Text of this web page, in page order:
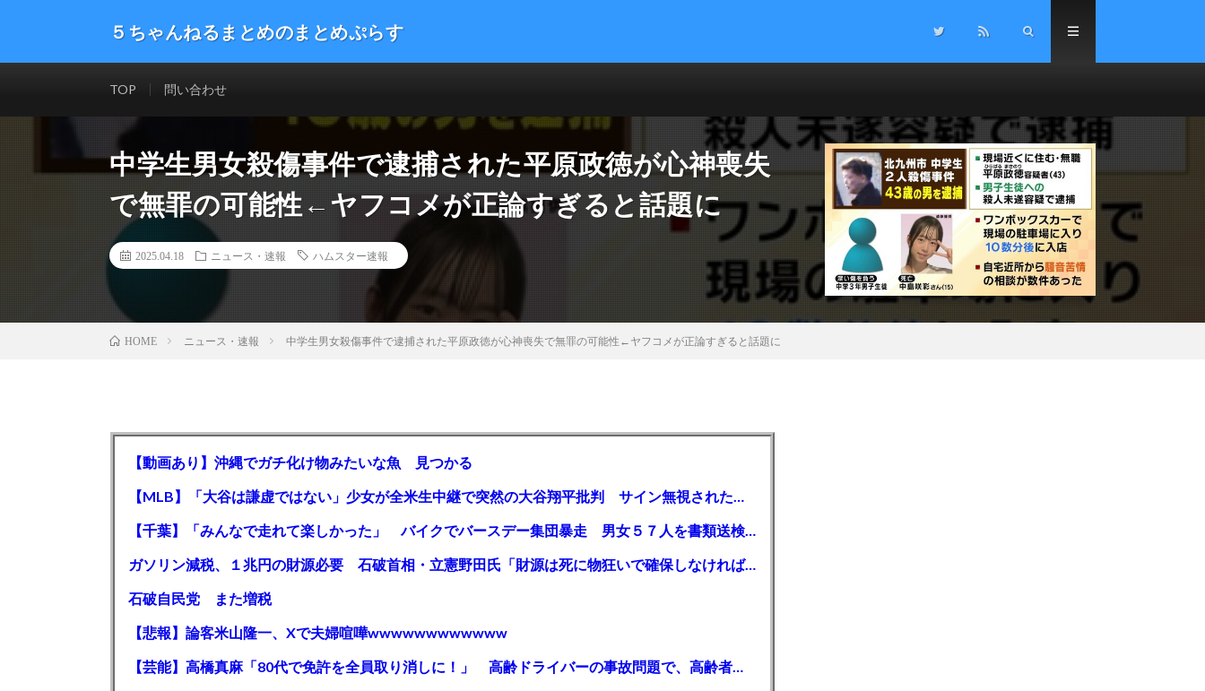
５ちゃんねるまとめのまとめぷらす
した。ネタ・速報 エンタメ 生活 趣味 漫画アニメ ゲーム サイエンス マネー 海外の反応
TOP 問い合わせ
中学生男女殺傷事件で逮捕された平原政徳が心神喪失
で無罪の可能性←ヤフコメが正論すぎると話題に
2025.04.18 ニュース・速報 ハムスター速報
HOME ニュース・速報 中学生男女殺傷事件で逮捕された平原政徳が心神喪失で無罪の可能性←ヤフコメが正論すぎると話題に
【動画あり】沖縄でガチ化け物みたいな魚 見つかる
【MLB】「大谷は謙虚ではない」少女が全米生中継で突然の大谷翔平批判 サイン無視された過去明かす
【千葉】「みんなで走れて楽しかった」 バイクでバースデー集団暴走 男女５７人を書類送検 SNSで参加者募る
ガソリン減税、１兆円の財源必要 石破首相・立憲野田氏「財源は死に物狂いで確保しなければならない」「本当に死に物狂いで」
石破自民党 また増税
【悲報】論客米山隆一、Xで夫婦喧嘩wwwwwwwwwwww
【芸能】高橋真麻「80代で免許を全員取り消しに！」 高齢ドライバーの事故問題で、高齢者の運転免許取り消し法を提案